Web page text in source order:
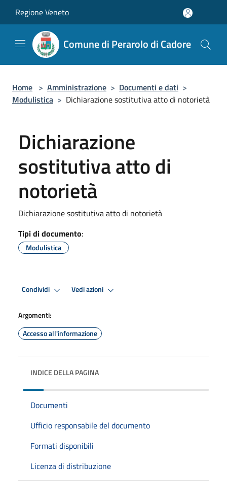
Regione Veneto
Comune di Perarolo di Cadore
Home > Amministrazione > Documenti e dati >
Modulistica > Dichiarazione sostitutiva atto di notorietà
Dichiarazione
sostitutiva atto di
notorietà
Dichiarazione sostitutiva atto di notorietà
Tipi di documento:
Modulistica
Condividi Vedi azioni
Argomenti:
Accesso all'informazione
INDICE DELLA PAGINA
Documenti
Ufficio responsabile del documento
Formati disponibili
Licenza di distribuzione